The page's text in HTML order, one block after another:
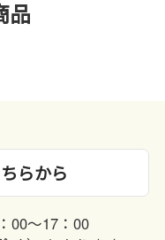
品
らから
00〜17：00